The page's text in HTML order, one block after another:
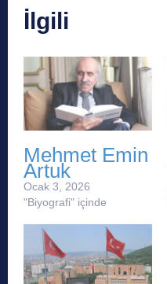
İlgili
Mehmet Emin
Artuk
Ocak 3, 2026
"Biyografi" içinde